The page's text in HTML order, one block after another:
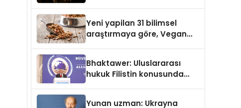
Yeni yapilan 31 bilimsel
araştırmaya göre, Vegan
Sindirildiğini Ortaya Koydu
Bhaktawer: Uluslararası
hukuk Filistin konusunda
Yunan uzman: Ukrayna